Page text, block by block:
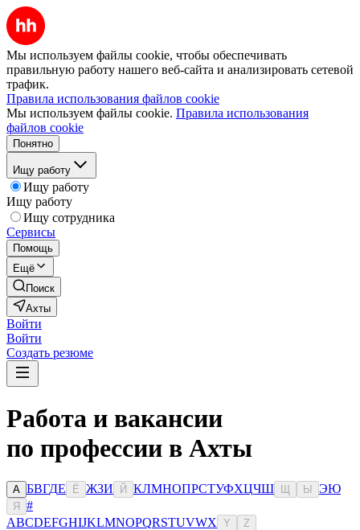
Мы используем файлы cookie, чтобы обеспечивать
правильную работу нашего веб-сайта и анализировать сетевой
трафик.
Правила использования файлов cookie
Мы используем файлы cookie. Правила использования
файлов cookie
Понятно
Ищу работу
Ищу работу
Ищу работу
Ищу сотрудника
Сервисы
Помощь
Ещё
Поиск
Ахты
Войти
Войти
Создать резюме
Работа и вакансии
по профессии в Ахты
А БВГДЕ Ё ЖЗИ Й КЛМНОПРСТУФХЦЧШ Ы ЭЮ
Я
#
ABCDEFGHIJKLMNOPQRSTUVWX Y Z